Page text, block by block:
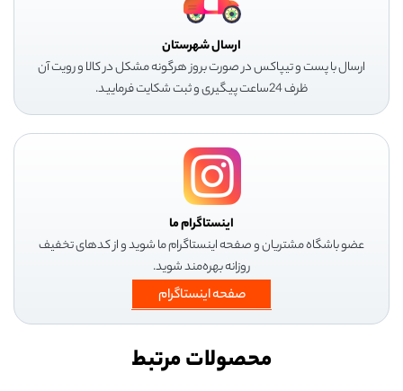
ارسال شهرستان
ارسال با پست و تیپاکس در صورت بروز هرگونه مشکل در کالا و رویت آن
ظرف 24ساعت پیگیری و ثبت شکایت فرمایید.
اینستاگرام ما
عضو باشگاه مشتریان و صفحه اینستاگرام ما شوید و از کدهای تخفیف
روزانه بهره‌مند شوید.
صفحه اینستاگرام
محصولات مرتبط